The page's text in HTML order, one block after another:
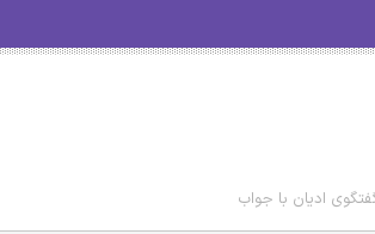
ادیان با جواب